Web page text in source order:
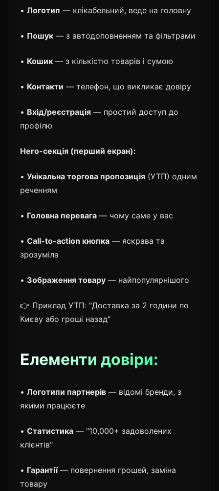
• Логотип — клікабельний, веде на головну
• Пошук — з автодоповненням та фільтрами
• Кошик — з кількістю товарів і сумою
• Контакти — телефон, що викликає довіру
• Вхід/реєстрація — простий доступ до
профілю
Hero-секція (перший екран):
• Унікальна торгова пропозиція (УТП) одним
реченням
• Головна перевага — чому саме у вас
• Call-to-action кнопка — яскрава та
зрозуміла
• Зображення товару — найпопулярнішого
👉 Приклад УТП: "Доставка за 2 години по
Києву або гроші назад"
Елементи довіри:
• Логотипи партнерів — відомі бренди, з
якими працюєте
• Статистика — "10,000+ задоволених
клієнтів"
• Гарантії— повернення грошей, заміна
товару